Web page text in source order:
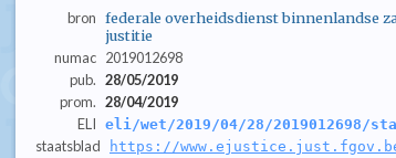
bron federale overheidsdienst binnenlandse
justitie
numac 2019012698
pub. 28/05/2019
prom. 28/04/2019
ELI eli/wet/2019/04/28/2019012698/
staatsblad https://